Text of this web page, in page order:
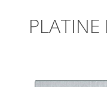
PLATINE